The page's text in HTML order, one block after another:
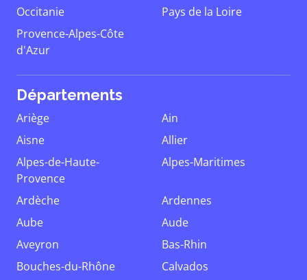
Occitanie
Pays de la Loire
Provence-Alpes-Côte
d'Azur
Départements
Ariège
Ain
Aisne
Allier
Alpes-de-Haute-
Provence
Alpes-Maritimes
Ardèche
Ardennes
Aube
Aude
Aveyron
Bas-Rhin
Bouches-du-Rhône
Calvados